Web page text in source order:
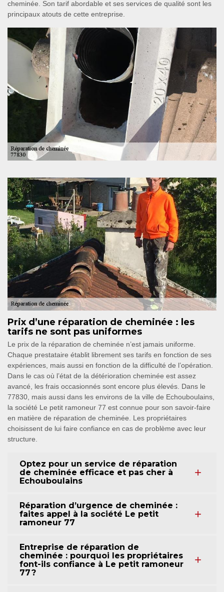
cheminée. Son tarif abordable et ses services de qualité sont les
principaux atouts de cette entreprise.
Prix d’une réparation de cheminée : les
tarifs ne sont pas uniformes
Le prix de la réparation de cheminée n’est jamais uniforme.
Chaque prestataire établit librement ses tarifs en fonction de ses
expériences, mais aussi en fonction de la difficulté de l’opération.
Dans le cas où l’état de la détérioration cheminée est assez
avancé, les frais occasionnés sont encore plus élevés. Dans le
77830, mais aussi dans les environs de la ville de Echouboulains,
la société Le petit ramoneur 77 est connue pour son savoir-faire
en matière de réparation de cheminée. Les propriétaires
choisissent de lui faire confiance en cas de problème avec leur
structure.
Optez pour un service de réparation
de cheminée efficace et pas cher à
Echouboulains
Réparation d’urgence de cheminée :
faites appel à la société Le petit
ramoneur 77
Entreprise de réparation de
cheminée : pourquoi les propriétaires
font-ils confiance à Le petit ramoneur
77 ?